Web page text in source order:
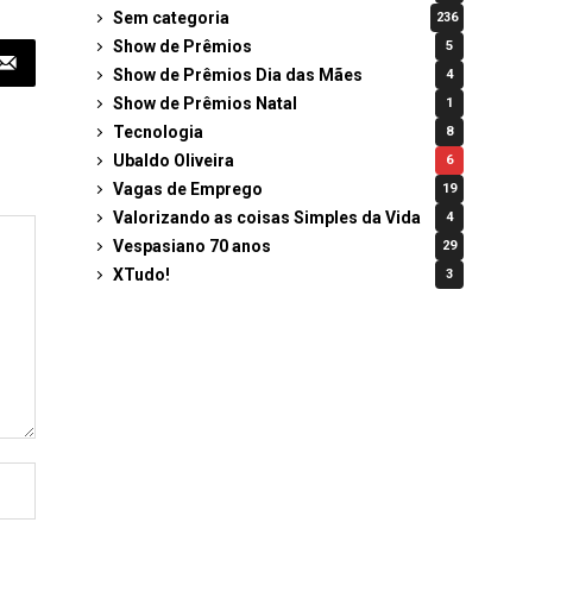
Sem categoria 236
Show de Prêmios 5
Show de Prêmios Dia das Mães 4
Show de Prêmios Natal 1
Tecnologia 8
Ubaldo Oliveira 6
Vagas de Emprego 19
Valorizando as coisas Simples da Vida 4
Vespasiano 70 anos 29
XTudo! 3